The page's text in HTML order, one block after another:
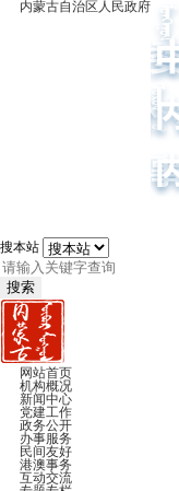
内蒙古自治区人民政府
搜本站
搜索
网站首页
机构概况
新闻中心
党建工作
政务公开
办事服务
民间友好
港澳事务
互动交流